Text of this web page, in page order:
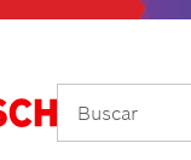
Buscar